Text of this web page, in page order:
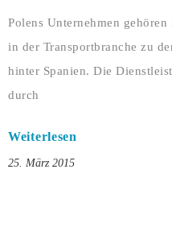
Polens Unternehmen
in der Transportbranche zu
hinter Spanien. Die
durch
Weiterlesen
25. März 2015